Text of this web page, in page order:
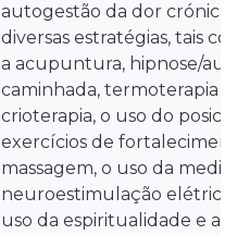
autogestão da dor
diversas estratégias, tais
a acupuntura, hipnose/
caminhada, termoterapia
crioterapia, o uso do
exercícios de
massagem, o uso da
neuroestimulação elétrica
uso da espiritualidade e a